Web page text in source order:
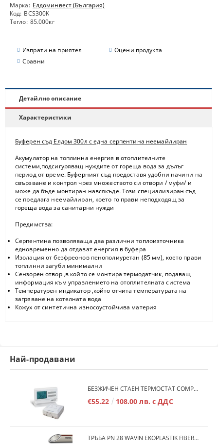
Марка: Елдоминвест (България)
Код: BCS300K
Тегло: 85.000кг
Изпрати на приятел
Оцени продукта
Сравни
Детайлно описание
Характеристики
Буферен съд Елдом 300л с една серпентина неемайлиран
Акумулатор на топлинна енергия в отоплителните
системи,подсигуряващ нуждите от гореща вода за дълъг
период от време. Буферният съд предоставя удобни начини на
свързване и контрол чрез множеството си отвори / муфи/ и
може да бъде монтиран навсякъде. Този специализиран съд
се предлага неемайлиран, което го прави неподходящ за
гореща вода за санитарни нужди
Предимства:
Серпентина позволяваща два различни топлоизточника
едновременно да отдават енергия в буфера
Изолация от безфреонов пенополиуретан (85 мм), което прави
топлинни загуби минимални
Сензорен отвор ,в който се монтира термодатчик, подаващ
информация към управлението на отоплителната система
Температурен индикатор ,който отчита температурата на
загряване на котелната вода
Кожух от синтетична износоустойчива материя
Най-продавани
БЕЗЖИЧЕН СТАЕН ТЕРМОСТАТ COMPUTHERM Q7RF
€55.22 108.00 лв. с ДДС
ТРЪБА PN 28 WAVIN EKOPLASTIK FIBER BASALT PLUS - 3М/БР.